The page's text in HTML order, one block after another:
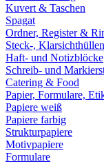
Kuvert & Taschen
Spagat
Ordner, Register &
Steck-, Klarsichthüllen
Haft- und Notizblöcke
Schreib- und
Catering & Food
Papier, Formulare,
Papiere weiß
Papiere farbig
Strukturpapiere
Motivpapiere
Formulare